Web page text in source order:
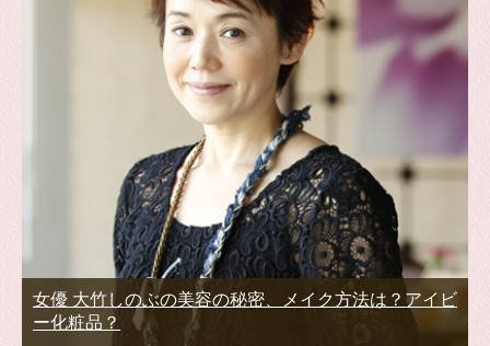
女優 大竹しのぶの美容の秘密、メイク方法は？アイビ
ー化粧品？